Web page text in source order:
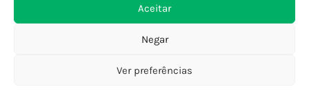
Aceitar
Negar
Ver preferências